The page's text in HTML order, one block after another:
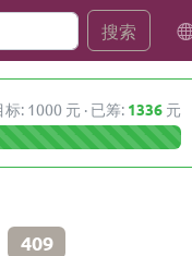
搜索
标: 1000 元 · 已筹: 1336 元
409